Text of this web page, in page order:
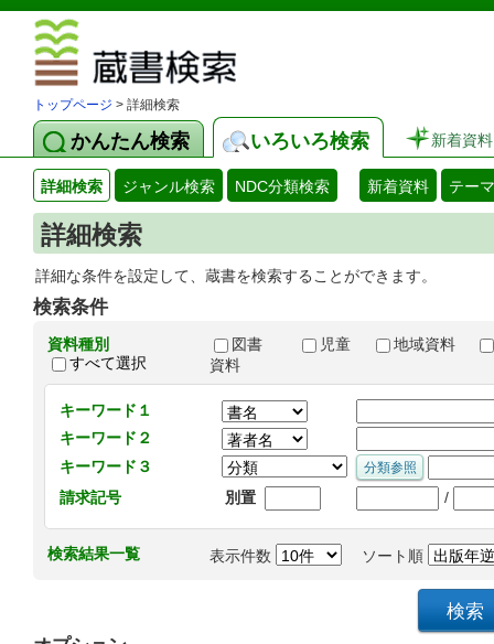
トップページ > 詳細検索
かんたん検索 いろいろ検索 新着資料
詳細検索 ジャンル検索 NDC分類検索 新着資料 テー
詳細検索
詳細な条件を設定して、蔵書を検索することができます。
検索条件
資料種別
すべて選択
図書 児童
地域資料
資料
キーワード１
キーワード２
キーワード３
請求記号
別置 /
検索結果一覧 表示件数 ソート順